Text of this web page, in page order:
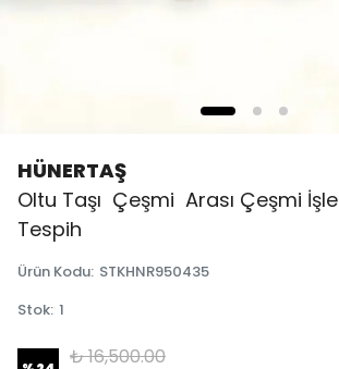
HÜNERTAŞ
Oltu Taşı Çeşmi Arası Çeşmi
Tespih
Ürün Kodu: STKHNR950435
Stok: 1
₺ 16,500.00